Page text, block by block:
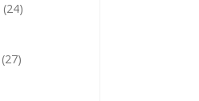
(24)
(27)